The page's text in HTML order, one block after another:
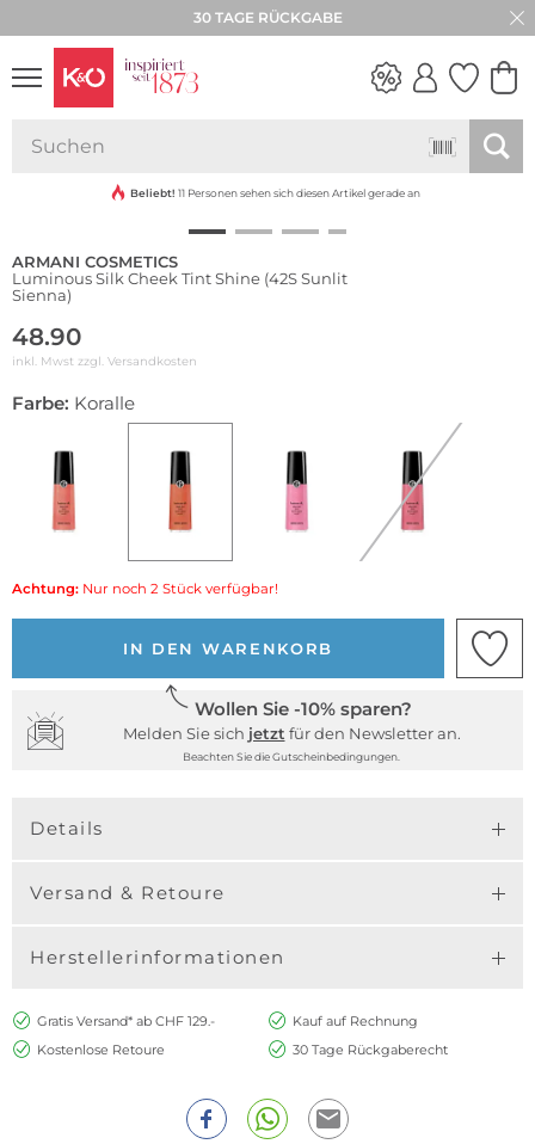
30 TAGE RÜCKGABE
VIBES
Beliebt! 11 Personen sehen sich diesen Artikel gerade an
ARMANI COSMETICS
Luminous Silk Cheek Tint Shine (42S Sunlit
Sienna)
48.90
inkl. Mwst zzgl. Versandkosten
Farbe: Koralle
Achtung: Nur noch 2 Stück verfügbar!
IN DEN WARENKORB
Wollen Sie -10% sparen?
Melden Sie sich jetzt für den Newsletter an.
Beachten Sie die Gutscheinbedingungen.
Details
Versand & Retoure
Herstellerinformationen
Gratis Versand* ab CHF 129.-
Kauf auf Rechnung
Kostenlose Retoure
30 Tage Rückgaberecht